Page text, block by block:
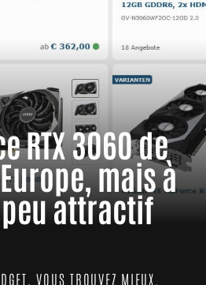
RTX 3060 de
mais à
attractif
VOUS TROUVEZ MIEUX.